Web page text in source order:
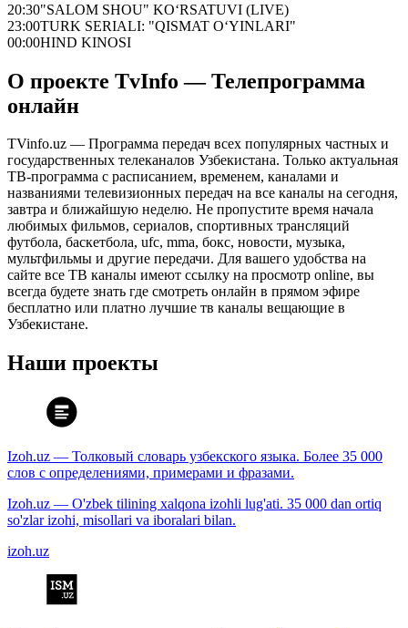
20:30"SALOM SHOU" KO‘RSATUVI (LIVE)
23:00TURK SERIALI: "QISMAT O‘YINLARI"
00:00HIND KINOSI
О проекте TvInfo — Телепрограмма
онлайн
TVinfo.uz — Программа передач всех популярных частных и
государственных телеканалов Узбекистана. Только актуальная
ТВ-программа с расписанием, временем, каналами и
названиями телевизионных передач на все каналы на сегодня,
завтра и ближайшую неделю. Не пропустите время начала
любимых фильмов, сериалов, спортивных трансляций
футбола, баскетбола, ufc, mma, бокс, новости, музыка,
мультфильмы и другие передачи. Для вашего удобства на
сайте все ТВ каналы имеют ссылку на просмотр online, вы
всегда будете знать где смотреть онлайн в прямом эфире
бесплатно или платно лучшие тв каналы вещающие в
Узбекистане.
Наши проекты
Izoh.uz — Толковый словарь узбекского языка. Более 35 000
слов с определениями, примерами и фразами.
Izoh.uz — O'zbek tilining xalqona izohli lug'ati. 35 000 dan ortiq
so'zlar izohi, misollari va iboralari bilan.
izoh.uz